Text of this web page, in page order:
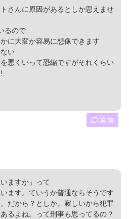
さんに原因があるとしか思えませ
るので
に大変か容易に想像できます
い
悪くいって恐縮ですがそれくらい
返信
ますか」って⁡
ます。ていうか普通ならそうです
だから？としか。寂しいから犯罪
るよね。って刑事も思ってるの？